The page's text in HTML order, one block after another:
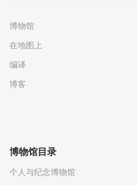
博物馆
在地图上
编译
博客
博物馆目录
个人与纪念博物馆